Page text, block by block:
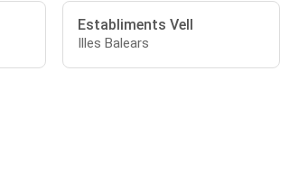
Establiments Vell
Illes Balears